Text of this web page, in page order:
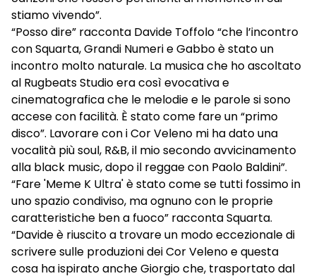
stiamo vivendo”.
“Posso dire” racconta Davide Toffolo “che l’incontro
con Squarta, Grandi Numeri e Gabbo è stato un
incontro molto naturale. La musica che ho ascoltato
al Rugbeats Studio era così evocativa e
cinematografica che le melodie e le parole si sono
accese con facilità. È stato come fare un “primo
disco”. Lavorare con i Cor Veleno mi ha dato una
vocalità più soul, R&B, il mio secondo avvicinamento
alla black music, dopo il reggae con Paolo Baldini”.
“Fare 'Meme K Ultra' è stato come se tutti fossimo in
uno spazio condiviso, ma ognuno con le proprie
caratteristiche ben a fuoco” racconta Squarta.
“Davide è riuscito a trovare un modo eccezionale di
scrivere sulle produzioni dei Cor Veleno e questa
cosa ha ispirato anche Giorgio che, trasportato dal